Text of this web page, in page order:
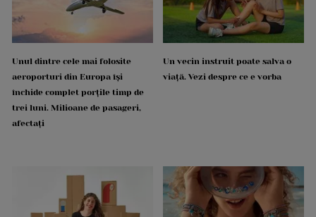
Unul dintre cele mai folosite
aeroporturi din Europa își
închide complet porțile timp de
trei luni. Milioane de pasageri,
afectați
Un vecin instruit poate salva o
viață. Vezi despre ce e vorba